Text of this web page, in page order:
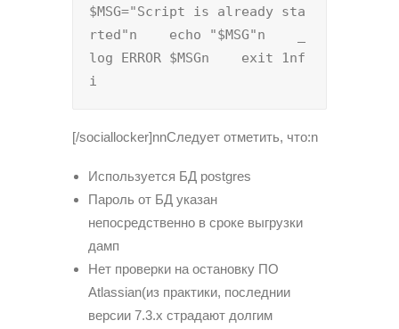
$MSG="Script is already sta
rted"n    echo "$MSG"n    _
log ERROR $MSGn    exit 1nf
i
[/sociallocker]nnСледует отметить, что:n
Используется БД postgres
Пароль от БД указан
непосредственно в сроке выгрузки
дамп
Нет проверки на остановку ПО
Atlassian(из практики, последнии
версии 7.3.х страдают долгим